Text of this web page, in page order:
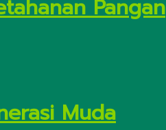
Pangan
Muda